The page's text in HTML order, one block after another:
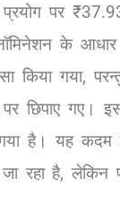
पर
के
किया गया,
पर छिपाए
है। यह कदम
है, लेकिन